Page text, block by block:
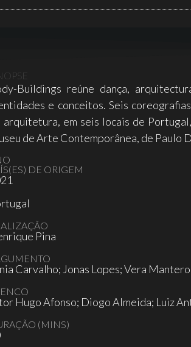
Buildings reúne dança,
e conceitos. Seis
arquitetura, em seis locais de
de Arte Contemporânea, de Paulo
DE ORIGEM
Pina
Carvalho; Jonas Lopes; Vera Mantero
Hugo Afonso; Diogo Almeida; Luiz
(MINS)